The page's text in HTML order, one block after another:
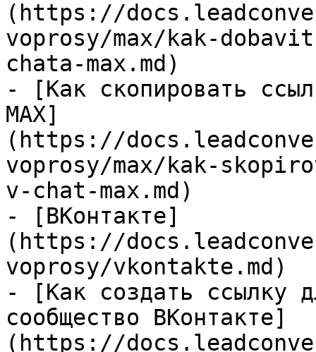
(https://
voprosy/max/kak-
chata-max.md)
- [Как скопировать
MAX]
(https://
voprosy/max/kak-
v-chat-max.md)
- [ВКонтакте]
(https://
voprosy/vkontakte.md)
- [Как создать ссылку
сообщество ВКонтакте]
(https://